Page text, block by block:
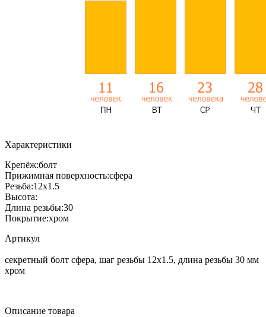
Характеристики
Крепёж:болт
Прижимная поверхность:сфера
Резьба:12x1.5
Высота:
Длина резьбы:30
Покрытие:хром
Артикул
секретный болт сфера, шаг резьбы 12x1.5, длина резьбы 30 мм
хром
Описание товара